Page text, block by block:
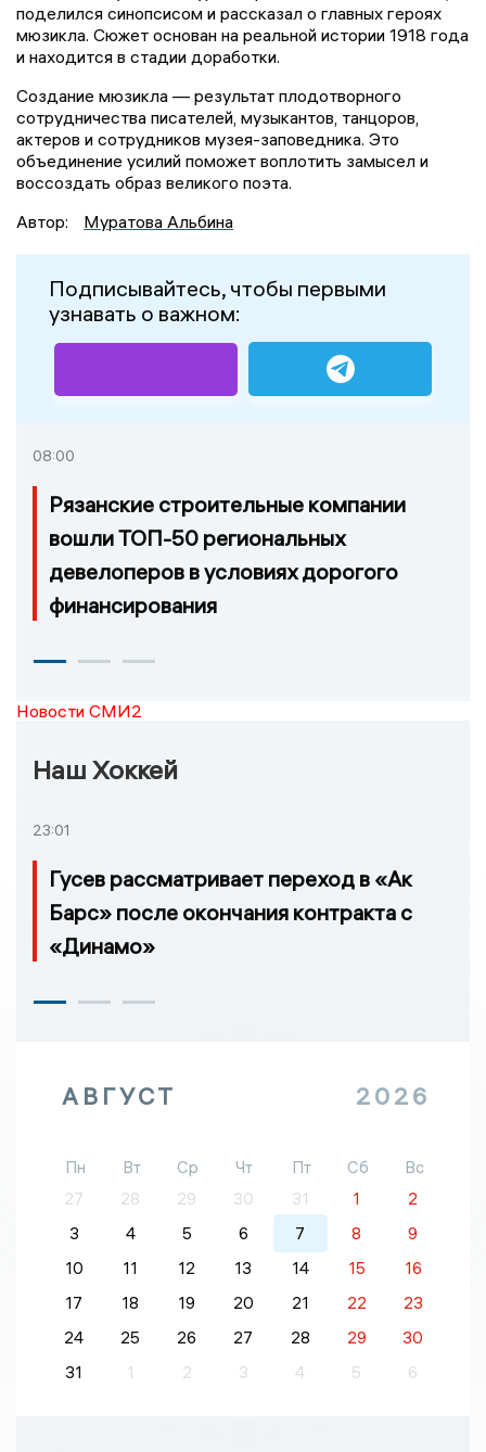
поделился синопсисом и рассказал о главных героях
мюзикла. Сюжет основан на реальной истории 1918 года
и находится в стадии доработки.
Создание мюзикла — результат плодотворного
сотрудничества писателей, музыкантов, танцоров,
актеров и сотрудников музея-заповедника. Это
объединение усилий поможет воплотить замысел и
воссоздать образ великого поэта.
Автор:
Муратова Альбина
Подписывайтесь, чтобы первыми
узнавать о важном:
08:00
Рязанские строительные компании
вошли ТОП-50 региональных
девелоперов в условиях дорогого
финансирования
Новости СМИ2
Наш Хоккей
23:01
Гусев рассматривает переход в «Ак
Барс» после окончания контракта с
«Динамо»
АВГУСТ 2026
Пн Вт Ср Чт Пт Сб
Вс
27
28 29 30 31 1
2
3
4 5 6 7 8
9
10
11 12 13 14 15
16
17
18 19 20 21 22
23
24
25 26 27 28 29
30
31
1 2 3 4 5 6